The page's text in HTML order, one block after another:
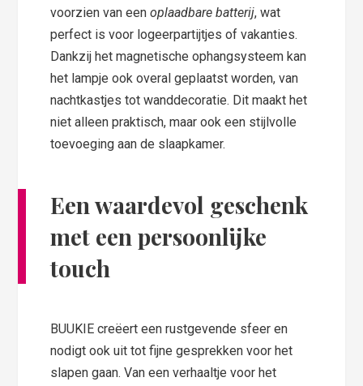
voorzien van eenoplaadbare batterij, wat
perfect is voor logeerpartijtjes of vakanties.
Dankzij het magnetische ophangsysteem kan
het lampje ook overal geplaatst worden, van
nachtkastjes tot wanddecoratie. Dit maakt het
niet alleen praktisch, maar ook een stijlvolle
toevoeging aan de slaapkamer.
Een waardevol geschenk
met een persoonlijke
touch
BUUKIE creëert een rustgevende sfeer en
nodigt ook uit tot fijne gesprekken voor het
slapen gaan. Van een verhaaltje voor het